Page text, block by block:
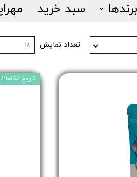
برندها سبد خرید
تعداد نمایش ۱۸
تاریخ انقضا:2025/12